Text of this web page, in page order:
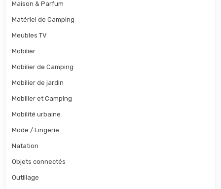
Maison & Parfum
Matériel de Camping
Meubles TV
Mobilier
Mobilier de Camping
Mobilier de jardin
Mobilier et Camping
Mobilité urbaine
Mode / Lingerie
Natation
Objets connectés
Outillage